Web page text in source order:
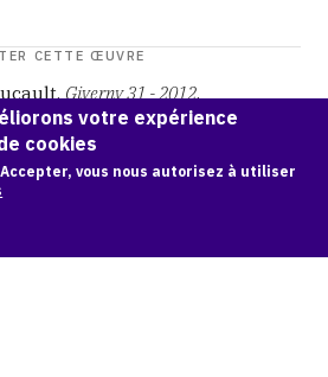
CETTE ŒUVRE
Giverny 31 - 2012.
Foucault, OAM.ark:38997/o1bd
k0
LA CITATION
votre expérience
cookies
vous nous autorisez à utiliser